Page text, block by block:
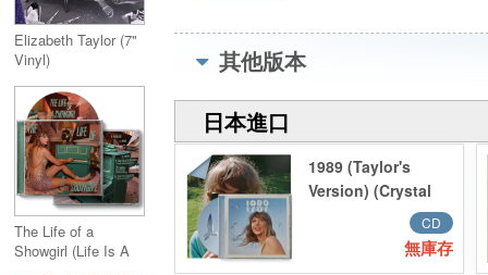
Elizabeth Taylor (7"
Vinyl)
The Life of a
Showgirl (Life Is A
其他版本
日本進口
1989 (Taylor's
Version) (Crystal
CD
無庫存